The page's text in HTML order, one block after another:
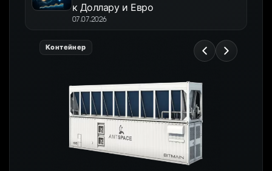
к Доллару и Евро
07.07.2026
Контейнер